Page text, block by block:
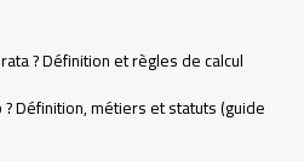
? Définition et règles de calcul
? Définition, métiers et statuts (guide